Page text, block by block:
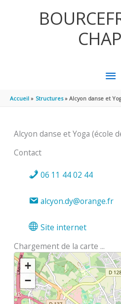
Accueil Structures Alcyon danse et
Alcyon danse et Yoga (école
Contact
06 11 44 02 44
alcyon.dy@orange.fr
Site internet
Chargement de la carte ...
+
−